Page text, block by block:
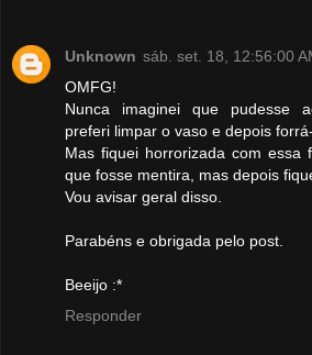
Unknown sáb. set. 18, 12:56:00
OMFG!
Nunca imaginei que pudesse
preferi limpar o vaso e depois
Mas fiquei horrorizada com essa
que fosse mentira, mas depois
Vou avisar geral disso.
Parabéns e obrigada pelo post.
Beeijo :*
Responder